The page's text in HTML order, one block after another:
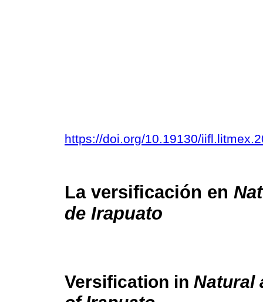
https://doi.org/10.19130/
La versificación en
de Irapuato
Versification in Natural